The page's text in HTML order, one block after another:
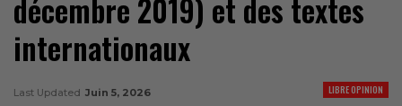
décembre 2019) et des textes
internationaux
LIBRE OPINION
Last Updated Juin 5, 2026